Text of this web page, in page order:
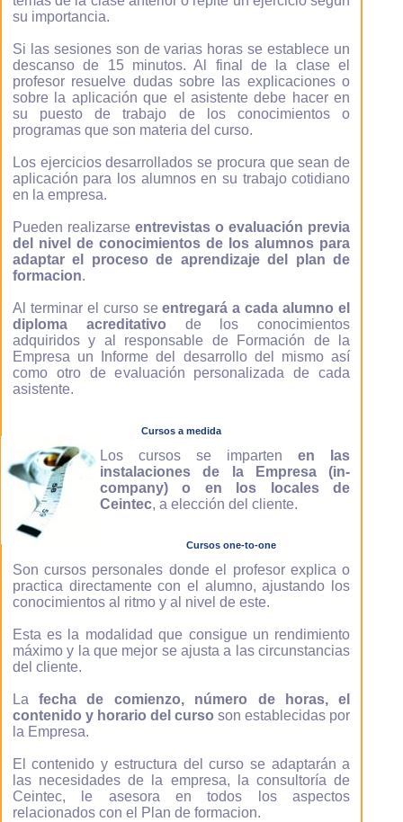
su importancia.
Si las sesiones son de varias horas se establece un
descanso de 15 minutos. Al final de la clase el
profesor resuelve dudas sobre las explicaciones o
sobre la aplicación que el asistente debe hacer en
su puesto de trabajo de los conocimientos o
programas que son materia del curso.
Los ejercicios desarrollados se procura que sean de
aplicación para los alumnos en su trabajo cotidiano
en la empresa.
Pueden realizarse entrevistas o evaluación previa
del nivel de conocimientos de los alumnos para
adaptar el proceso de aprendizaje del plan de
formacion.
Al terminar el curso seentregará a cada alumno el
diploma acreditativo de los conocimientos
adquiridos y al responsable de Formación de la
Empresa un Informe del desarrollo del mismo así
como otro de evaluación personalizada de cada
asistente.
Cursos a medida
Los cursos se impartenen las
instalaciones de la Empresa (in-
company) o en los locales de
Ceintec, a elección del cliente.
Cursos one-to-one
Son cursos personales donde el profesor explica o
practica directamente con el alumno, ajustando los
conocimientos al ritmo y al nivel de este.
Esta es la modalidad que consigue un rendimiento
máximo y la que mejor se ajusta a las circunstancias
del cliente.
Lafecha de comienzo, número de horas, el
contenido y horario del curso son establecidas por
la Empresa.
El contenido y estructura del curso se adaptarán a
las necesidades de la empresa, la consultoría de
Ceintec, le asesora en todos los aspectos
relacionados con el Plan de formacion.